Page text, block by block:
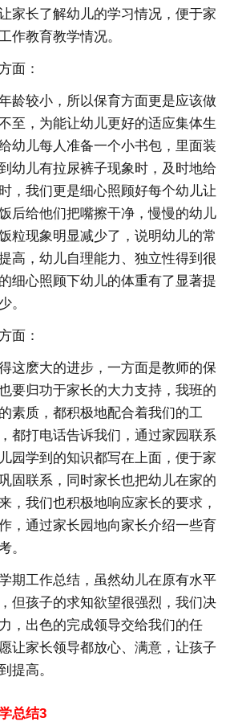
家长了解幼儿的学习情况，便于家
作教育教学情况。
面：
龄较小，所以保育方面更是应该做
至，为能让幼儿更好的适应集体生
幼儿每人准备一个小书包，里面装
幼儿有拉尿裤子现象时，及时地给
，我们更是细心照顾好每个幼儿让
后给他们把嘴擦干净，慢慢的幼儿
粒现象明显减少了，说明幼儿的常
高，幼儿自理能力、独立性得到很
细心照顾下幼儿的体重有了显著提
。
面：
这麽大的进步，一方面是教师的保
要归功于家长的大力支持，我班的
素质，都积极地配合着我们的工
都打电话告诉我们，通过家园联系
园学到的知识都写在上面，便于家
固联系，同时家长也把幼儿在家的
，我们也积极地响应家长的要求，
，通过家长园地向家长介绍一些育
。
期工作总结，虽然幼儿在原有水平
但孩子的求知欲望很强烈，我们决
，出色的完成领导交给我们的任
让家长领导都放心、满意，让孩子
提高。
总结3